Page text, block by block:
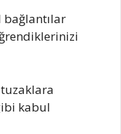
bağlantılar
kabul